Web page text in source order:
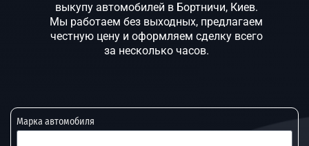
выкупу автомобилей в Бортничи, Киев.
Мы работаем без выходных, предлагаем
честную цену и оформляем сделку всего
за несколько часов.
Марка автомобиля